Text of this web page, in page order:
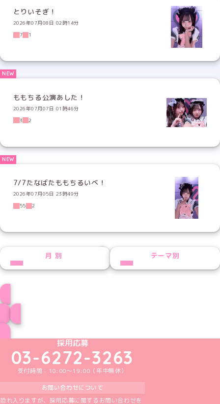
とりいそぎ！
2026年07月08日 02時14分
7
1
ももちる公演あした！
2026年07月07日 01時46分
3
2
7/7たなばたももちるいべ！
2026年07月05日 23時49分
55
2
NEXT
月別 テーマ別
めいどりーみんTikTok公式アカウント
めいどりーみんX公式アカウント
めいどりーみんInstagram公式アカウント
めいどりーみんFacebook公式アカウン
めいどりーみんYouTube公式アカ
採用応募
03-6272-3263
受付時間：10:00～19:00（年中無休）
お問い合わせについて
恐れ入りますが、採用応募に関するお問い合わせを